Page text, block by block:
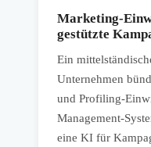
Marketing-
gestützte
Ein
Unternehmen
und Profiling-
Management-
eine KI für